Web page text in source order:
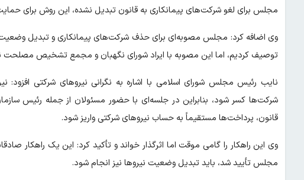
مجلس برای لغو شرکت‌های پیمانکاری به قانون تبدیل نشده، این روش برای
وی اضافه کرد: مجلس مصوبه‌ای برای حذف شرکت‌های پیمانکاری و تبدیل وضعیت
توصیف کردیم، اما این مصوبه با ایراد شورای نگهبان و مجمع تشخیص مصلحت
نایب رئیس مجلس شورای اسلامی با اشاره به نگرانی نیروهای شرکتی
شرکت‌ها کسر شود، بنابراین در جلسه‌ای با حضور مسئولان از جمله رئیس
قانون، پرداخت‌ها مستقیماً به حساب نیروهای شرکتی واریز شود.
وی این راهکار را گامی موقت اما اثرگذار خواند و تأکید کرد: این یک راهکار
مجلس تأیید شد، باید تبدیل وضعیت نیروها نیز انجام شود.